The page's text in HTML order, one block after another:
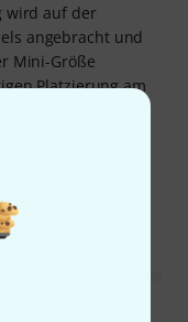
wird auf der
angebracht und
Mini-Größe
Platzierung am
eine sinnvolle
auf